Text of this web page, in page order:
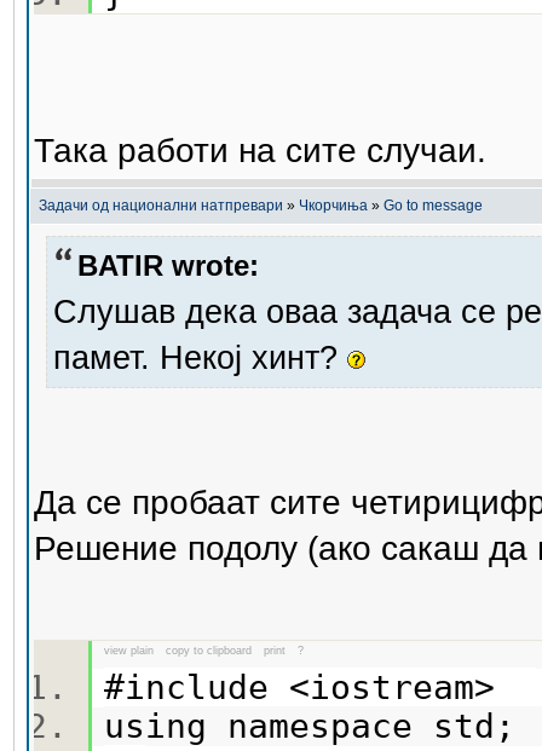
Така работи на сите случаи.
Задачи од национални натпревари » Чкорчиња » Go to message
BATIR wrote:
Слушав дека оваа задача се
памет. Некој хинт?
Да се пробаат сите
Решение подолу (ако сакаш да
view plain copy to clipboard print ?
#include <iostream>
using namespace